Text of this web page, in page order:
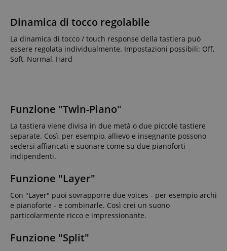
Dinamica di tocco regolabile
La dinamica di tocco / touch response della tastiera può
essere regolata individualmente. Impostazioni possibili: Off,
Soft, Normal, Hard
Funzione "Twin-Piano"
La tastiera viene divisa in due metà o due piccole tastiere
separate. Così, per esempio, allievo e insegnante possono
sedersi affiancati e suonare come su due pianoforti
indipendenti.
Funzione "Layer"
Con "Layer" puoi sovrapporre due voices - per esempio archi
e pianoforte - e combinarle. Così crei un suono
particolarmente ricco e impressionante.
Funzione "Split"